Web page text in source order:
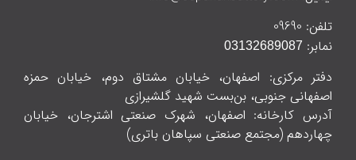
تلفن:
نمابر: 03132689087
دفتر مرکزی: اصفهان، خیابان مشتاق دوم، خیابان حمزه
اصفهانی جنوبی، بن‌بست شهید گلشیرازی
آدرس کارخانه: اصفهان، شهرک صنعتی اشترجان، خیابان
چهاردهم (مجتمع صنعتی سپاهان باتری)